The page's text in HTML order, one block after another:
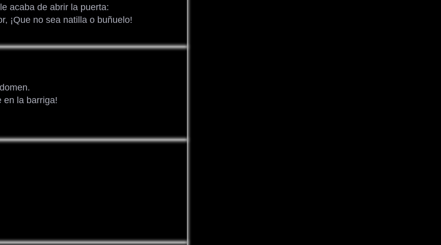
acaba de abrir la puerta:
¡Que no sea natilla o buñuelo!
en la barriga!